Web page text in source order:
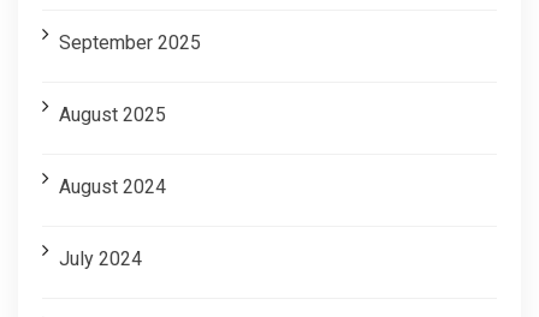
September 2025
August 2025
August 2024
July 2024